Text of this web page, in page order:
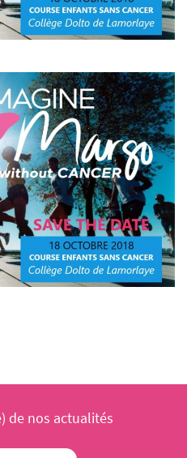
de nos actualités